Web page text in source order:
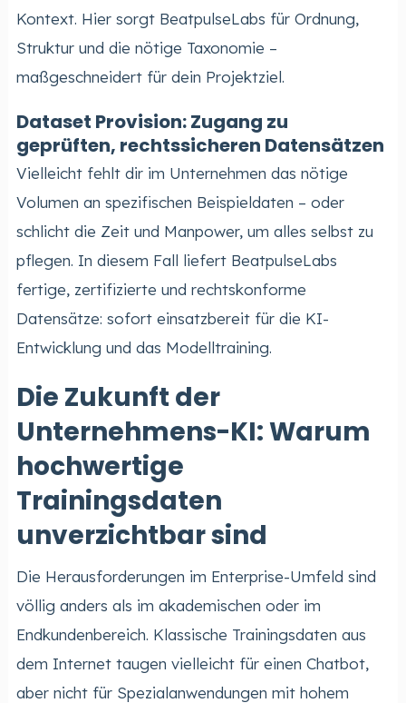
Kontext. Hier sorgt BeatpulseLabs für Ordnung,
Struktur und die nötige Taxonomie –
maßgeschneidert für dein Projektziel.
Dataset Provision: Zugang zu
geprüften, rechtssicheren Datensätzen
Vielleicht fehlt dir im Unternehmen das nötige
Volumen an spezifischen Beispieldaten – oder
schlicht die Zeit und Manpower, um alles selbst zu
pflegen. In diesem Fall liefert BeatpulseLabs
fertige, zertifizierte und rechtskonforme
Datensätze: sofort einsatzbereit für die KI-
Entwicklung und das Modelltraining.
Die Zukunft der
Unternehmens-KI: Warum
hochwertige
Trainingsdaten
unverzichtbar sind
Die Herausforderungen im Enterprise-Umfeld sind
völlig anders als im akademischen oder im
Endkundenbereich. Klassische Trainingsdaten aus
dem Internet taugen vielleicht für einen Chatbot,
aber nicht für Spezialanwendungen mit hohem